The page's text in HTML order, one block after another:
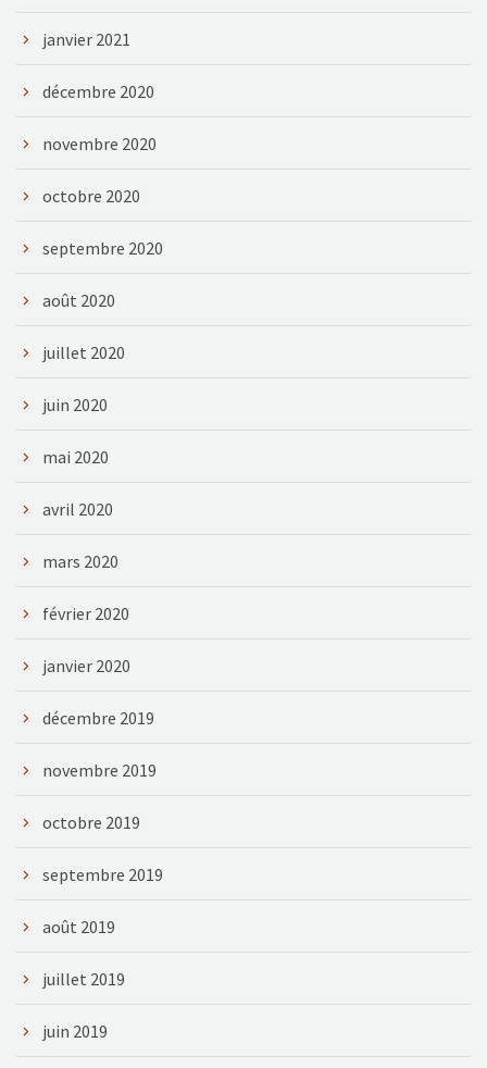
janvier 2021
décembre 2020
novembre 2020
octobre 2020
septembre 2020
août 2020
juillet 2020
juin 2020
mai 2020
avril 2020
mars 2020
février 2020
janvier 2020
décembre 2019
novembre 2019
octobre 2019
septembre 2019
août 2019
juillet 2019
juin 2019